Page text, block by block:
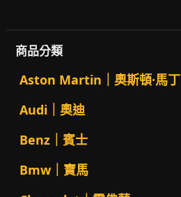
商品分類
Aston Martin｜奧斯頓·馬丁
Audi｜奧迪
Benz｜賓士
Bmw｜寶馬